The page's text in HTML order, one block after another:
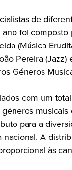
de
ano foi composto
(Música
Pereira (Jazz)
Géneros
com um
musicais
para a
A
às